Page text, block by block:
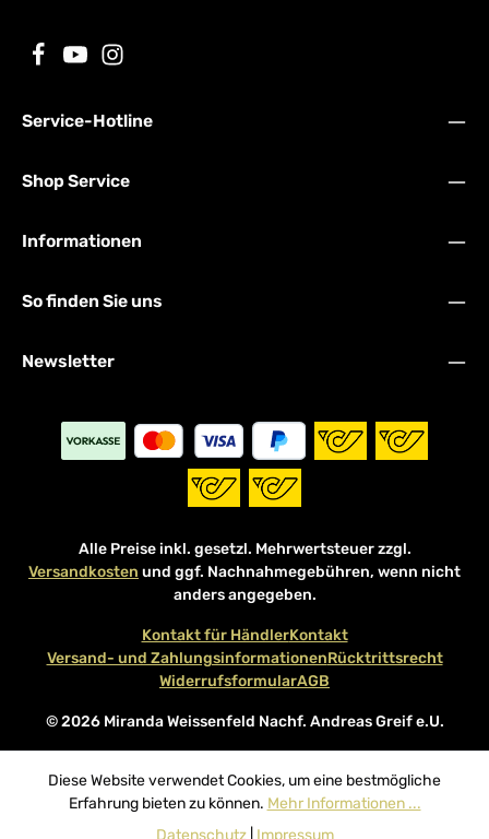
Service-Hotline
Shop Service
Informationen
So finden Sie uns
Newsletter
Alle Preise inkl. gesetzl. Mehrwertsteuer zzgl.
Versandkosten und ggf. Nachnahmegebühren, wenn nicht
anders angegeben.
© 2026 Miranda Weissenfeld Nachf. Andreas Greif e.U.
Kontakt für HändlerKontakt
Versand- und ZahlungsinformationenRücktrittsrecht
WiderrufsformularAGB
Diese Website verwendet Cookies, um eine bestmögliche
Erfahrung bieten zu können. Mehr Informationen ...
Datenschutz| Impressum